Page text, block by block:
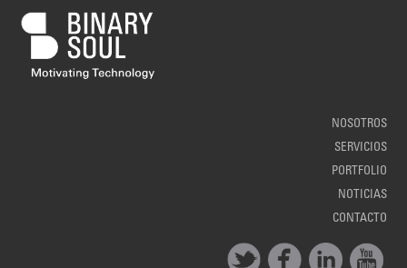
NOSOTROS
SERVICIOS
PORTFOLIO
NOTICIAS
CONTACTO